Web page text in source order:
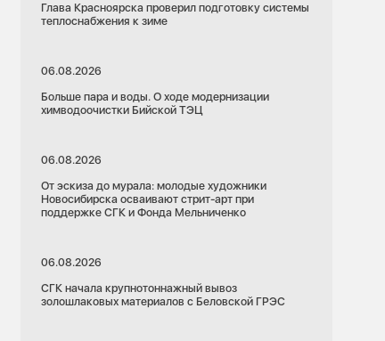
Глава Красноярска проверил подготовку системы
теплоснабжения к зиме
06.08.2026
Больше пара и воды. О ходе модернизации
химводоочистки Бийской ТЭЦ
06.08.2026
От эскиза до мурала: молодые художники
Новосибирска осваивают стрит-арт при
поддержке СГК и Фонда Мельниченко
06.08.2026
СГК начала крупнотоннажный вывоз
золошлаковых материалов с Беловской ГРЭС